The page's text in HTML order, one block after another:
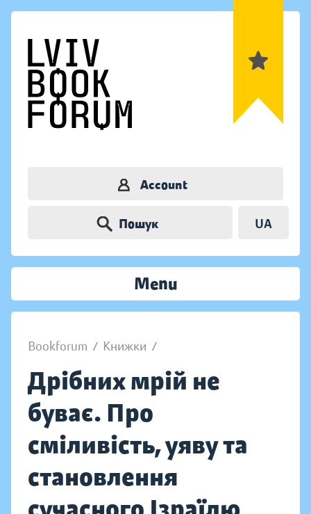
Account
Пошук UA
Menu
Bookforum / Книжки /
Дрібних мрій не
буває. Про
сміливість, уяву та
становлення